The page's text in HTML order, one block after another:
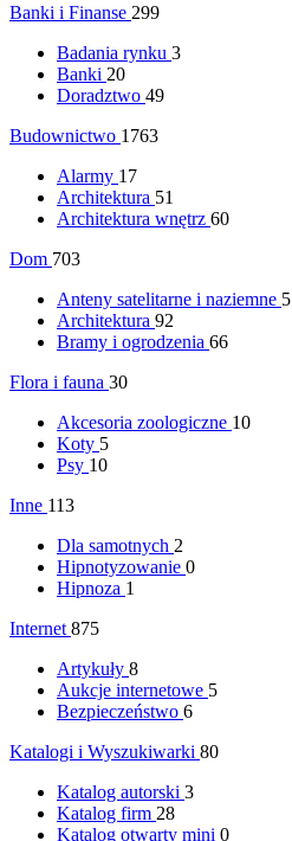
Banki i Finanse 299
Badania rynku 3
Banki 20
Doradztwo 49
Budownictwo 1763
Alarmy 17
Architektura 51
Architektura wnętrz 60
Dom 703
Anteny satelitarne i naziemne 5
Architektura 92
Bramy i ogrodzenia 66
Flora i fauna 30
Akcesoria zoologiczne 10
Koty 5
Psy 10
Inne 113
Dla samotnych 2
Hipnotyzowanie 0
Hipnoza 1
Internet 875
Artykuły 8
Aukcje internetowe 5
Bezpieczeństwo 6
Katalogi i Wyszukiwarki 80
Katalog autorski 3
Katalog firm 28
Katalog otwarty mini 0